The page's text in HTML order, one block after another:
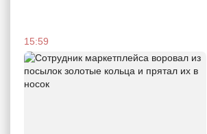
15:59